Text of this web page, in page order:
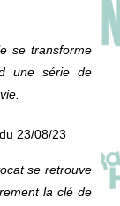
se transforme
une série de
23/08/23
se retrouve
la clé de